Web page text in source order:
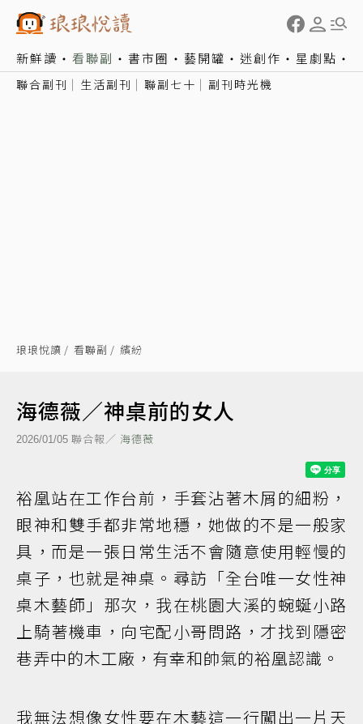
新鮮讀 看聯副 書市圈 藝開罐 迷創作 星劇點
聯合副刊 生活副刊 聯副七十 副刊時光機
琅琅悅讀 看聯副 繽紛
海德薇／神桌前的女人
2026/01/05 聯合報／ 海德薇
裕凰站在工作台前，手套沾著木屑的細粉，
眼神和雙手都非常地穩，她做的不是一般家
具，而是一張日常生活不會隨意使用輕慢的
桌子，也就是神桌。尋訪「全台唯一女性神
桌木藝師」那次，我在桃園大溪的蜿蜒小路
上騎著機車，向宅配小哥問路，才找到隱密
巷弄中的木工廠，有幸和帥氣的裕凰認識。
我無法想像女性要在木藝這一行闖出一片天